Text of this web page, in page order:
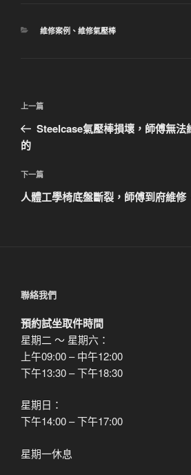
分
維修案例、 維修氣壓棒
文
導
覽
上
一
篇
章
上一篇
Steelcase氣壓棒損壞，師傅無法
的
下
一
下一篇
人體工學椅底盤斷裂，師傅到府維修
聯絡我們
預約試坐取件時間
星期二 ～ 星期六：
上午09:00 – 中午12:00
下午13:30 – 下午18:30
星期日：
下午14:00 – 下午17:00
星期一休息